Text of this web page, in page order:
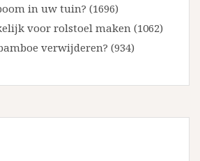
in uw tuin? (1696)
voor rolstoel maken (1062)
verwijderen? (934)